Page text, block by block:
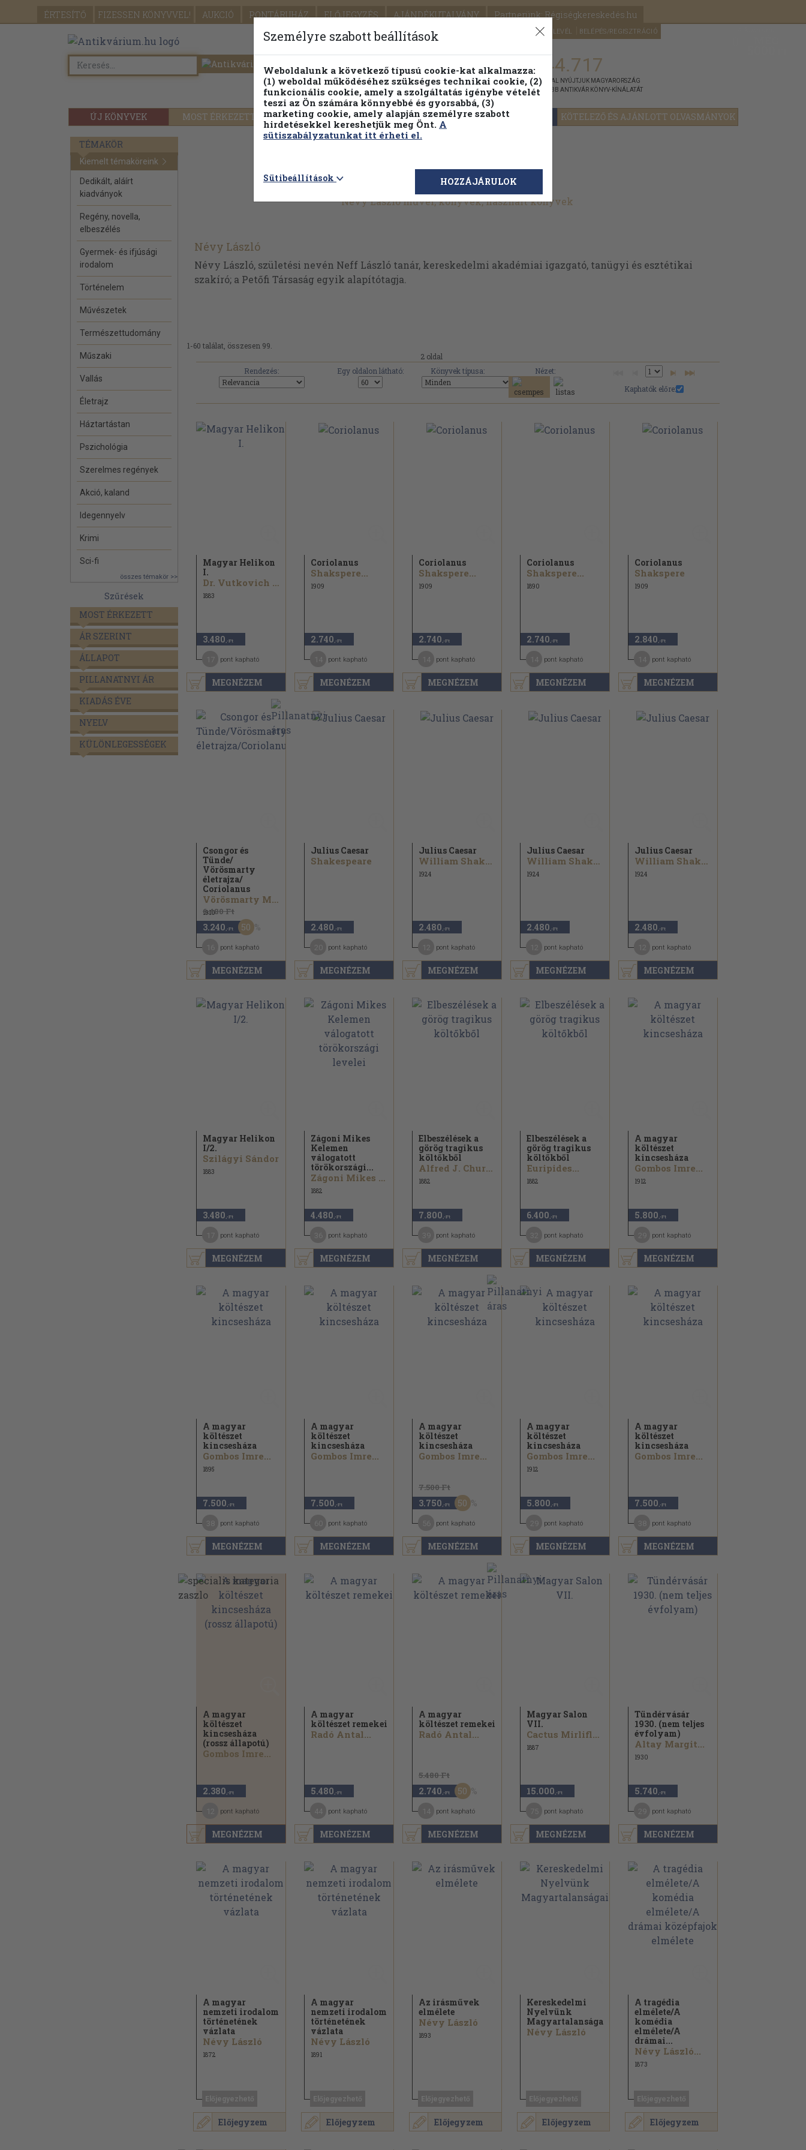
ÉRTESÍTŐ FIZESSEN KÖNYVVEL! AUKCIÓ PONTÁRUHÁZ ELŐJEGYZÉS AJÁNDÉKUTALVÁNY Partnerünk: Régiségkereskedés.hu
SEGÍTSÉG HÍRLEVÉL BELÉPÉS/REGISZTRÁCIÓ
ÚJ KÖNYVEK MOST ÉRKEZETT PILLANATNYI ÁRAINK FENNTARTHATÓ OLVASMÁNYOK KÖTELEZŐ ÉS AJÁNLOTT OLVASMÁNYOK
Részletes kereső Témaköri fa 1.144.717
KIADVÁNNYAL NYÚJTJUK MAGYARORSZÁG
LEGNAGYOBB ANTIKVÁR KÖNYV-KÍNÁLATÁT
TÉMAKÖR
Kiemelt témaköreink
Dedikált, aláírt
kiadványok
Regény, novella,
elbeszélés
Gyermek- és ifjúsági
irodalom
Történelem
Művészetek
Természettudomány
Műszaki
Vallás
Életrajz
Háztartástan
Pszichológia
Szerelmes regények
Akció, kaland
Idegennyelv
Krimi
Sci-fi
összes témakör >>
Szűrések
MOST ÉRKEZETT
ÁR SZERINT
ÁLLAPOT
PILLANATNYI ÁR
KIADÁS ÉVE
NYELV
KÜLÖNLEGESSÉGEK
Névy László művei, könyvek, használt könyvek
Névy László
Névy László, születési nevén Neff László tanár, kereskedelmi akadémiai igazgató, tanügyi és esztétikai
szakíró; a Petőfi Társaság egyik alapítótagja.
1-60 találat, összesen 99.
2 oldal
Rendezés:
Egy oldalon látható: Könyvek típusa:
Nézet:
Kaphatók előre:
MEGNÉZEM
Magyar Helikon
I.
Dr. Vutkovich Sándor...
1883
3.480 ,-Ft
pont kapható
MEGNÉZEM
Coriolanus
Shakspere...
1909
2.740 ,-Ft
pont kapható
MEGNÉZEM
Coriolanus
Shakspere...
1909
2.740 ,-Ft
pont kapható
MEGNÉZEM
Coriolanus
Shakspere...
1890
2.740 ,-Ft
pont kapható
MEGNÉZEM
Coriolanus
Shakspere
1909
2.840 ,-Ft
pont kapható
MEGNÉZEM
Csongor és
Tünde/
Vörösmarty
életrajza/
Coriolanus
Vörösmarty Mihály...
1910
6.480 Ft
3.240 ,-Ft 50
pont kapható
MEGNÉZEM
Julius Caesar
Shakespeare
2.480 ,-Ft
pont kapható
MEGNÉZEM
Julius Caesar
William Shakespeare...
1924
2.480 ,-Ft
pont kapható
MEGNÉZEM
Julius Caesar
William Shakespeare...
1924
2.480 ,-Ft
pont kapható
MEGNÉZEM
Julius Caesar
William Shakespeare...
1924
2.480 ,-Ft
pont kapható
MEGNÉZEM
Magyar Helikon
I/2.
Szilágyi Sándor
1883
3.480 ,-Ft
pont kapható
MEGNÉZEM
Zágoni Mikes
Kelemen
válogatott
törökországi...
Zágoni Mikes Kelemen
1882
4.480 ,-Ft
pont kapható
MEGNÉZEM
Elbeszélések a
görög tragikus
költőkből
Alfred J. Church...
1882
7.800 ,-Ft
pont kapható
MEGNÉZEM
Elbeszélések a
görög tragikus
költőkből
Euripides...
1882
6.400 ,-Ft
pont kapható
MEGNÉZEM
A magyar
költészet
kincsesháza
Gombos Imre...
1912
5.800 ,-Ft
pont kapható
MEGNÉZEM
A magyar
költészet
kincsesháza
Gombos Imre...
1895
7.500 ,-Ft
pont kapható
MEGNÉZEM
A magyar
költészet
kincsesháza
Gombos Imre...
7.500 ,-Ft
pont kapható
MEGNÉZEM
A magyar
költészet
kincsesháza
Gombos Imre...
7.500 Ft
3.750 ,-Ft 50
pont kapható
MEGNÉZEM
A magyar
költészet
kincsesháza
Gombos Imre...
1912
5.800 ,-Ft
pont kapható
MEGNÉZEM
A magyar
költészet
kincsesháza
Gombos Imre...
7.500 ,-Ft
pont kapható
MEGNÉZEM
A magyar
költészet
kincsesháza
(rossz állapotú)
Gombos Imre...
2.380 ,-Ft
pont kapható
MEGNÉZEM
A magyar
költészet remekei
Radó Antal...
5.480 ,-Ft
pont kapható
MEGNÉZEM
A magyar
költészet remekei
Radó Antal...
5.480 Ft
2.740 ,-Ft 50
pont kapható
MEGNÉZEM
Magyar Salon
VII.
Cactus Mirliflor...
1887
15.000 ,-Ft
pont kapható
MEGNÉZEM
Tündérvásár
1930. (nem teljes
évfolyam)
Altay Margit...
1930
5.740 ,-Ft
pont kapható
Előjegyzem
A magyar
nemzeti irodalom
történetének
vázlata
Névy László
1872
Előjegyzem
A magyar
nemzeti irodalom
történetének
vázlata
Névy László
1891
Előjegyzem
Az irásművek
elmélete
Névy László
1893
Előjegyzem
Kereskedelmi
Nyelvünk
Magyartalanságai
Névy László
Előjegyzem
A tragédia
elmélete/A
komédia
elmélete/A
drámai...
Névy László...
1873
Személyre szabott beállítások
Weboldalunk a következő típusú cookie-kat alkalmazza:
(1) weboldal működéséhez szükséges technikai cookie, (2)
funkcionális cookie, amely a szolgáltatás igénybe vételét
teszi az Ön számára könnyebbé és gyorsabbá, (3)
marketing cookie, amely alapján személyre szabott
hirdetésekkel kereshetjük meg Önt. A
sütiszabályzatunkat itt érheti el.
Sütibeállítások HOZZÁJÁRULOK